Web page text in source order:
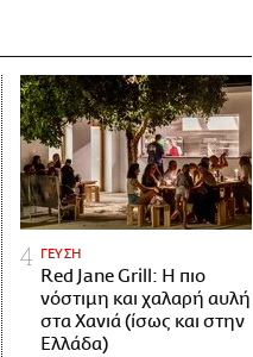
ΓΕΥΣΗ
Red Jane Grill: Η πιο
νόστιμη και χαλαρή αυλή
στα Χανιά (ίσως και στην
Ελλάδα)